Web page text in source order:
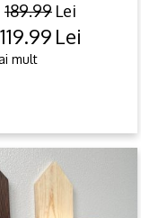
189.99 Lei
Original
119.99 Lei
Current
mult